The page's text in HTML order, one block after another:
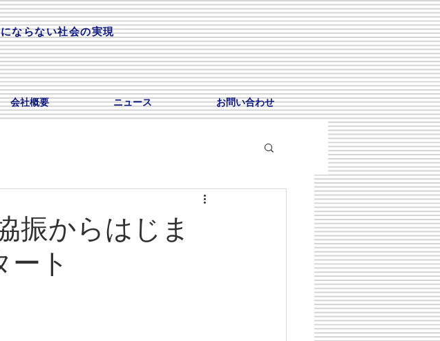
ならない社会の実現
会社概要 ニュース お問い合わせ
振からはじま
ート